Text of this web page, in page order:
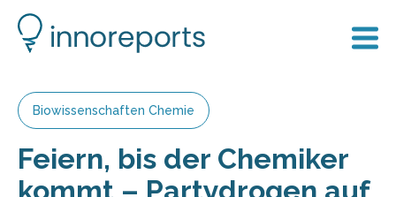
Biowissenschaften Chemie
Feiern, bis der Chemiker
kommt – Partydrogen auf